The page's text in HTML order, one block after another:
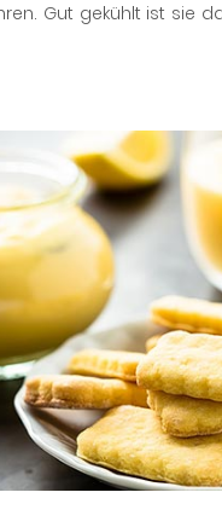
Gut gekühlt ist sie